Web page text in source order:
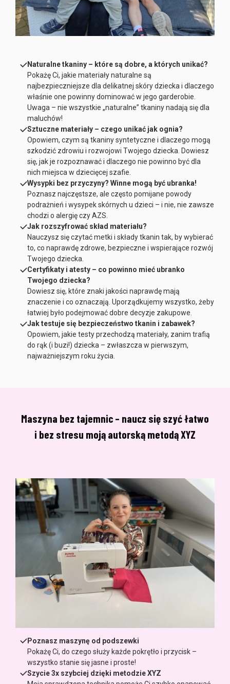
Naturalne tkaniny – które są dobre, a których unikać?
Pokażę Ci, jakie materiały naturalne są
najbezpieczniejsze dla delikatnej skóry dziecka i dlaczego
właśnie one powinny dominować w jego garderobie.
Uwaga – nie wszystkie „naturalne” tkaniny nadają się dla
maluchów!
Sztuczne materiały – czego unikać jak ognia?
Opowiem, czym są tkaniny syntetyczne i dlaczego mogą
szkodzić zdrowiu i rozwojowi Twojego dziecka. Dowiesz
się, jak je rozpoznawać i dlaczego nie powinno być dla
nich miejsca w dziecięcej szafie.
Wysypki bez przyczyny? Winne mogą być ubranka!
Poznasz najczęstsze, ale często pomijane powody
podrażnień i wysypek skórnych u dzieci – i nie, nie zawsze
chodzi o alergię czy AZS.
Jak rozszyfrować skład materiału?
Nauczysz się czytać metki i składy tkanin tak, by wybierać
to, co naprawdę zdrowe, bezpieczne i wspierające rozwój
Twojego dziecka.
Certyfikaty i atesty – co powinno mieć ubranko
Twojego dziecka?
Dowiesz się, które znaki jakości naprawdę mają
znaczenie i co oznaczają. Uporządkujemy wszystko, żeby
łatwiej było podejmować dobre decyzje zakupowe.
Jak testuje się bezpieczeństwo tkanin i zabawek?
Opowiem, jakie testy przechodzą materiały, zanim trafią
do rąk (i buzi!) dziecka – zwłaszcza w pierwszym,
najważniejszym roku życia.
Maszyna bez tajemnic – naucz się szyć łatwo
i bez stresu moją autorską metodą XYZ
Poznasz maszynę od podszewki
Pokażę Ci, do czego służy każde pokrętło i przycisk –
wszystko stanie się jasne i proste!
Szycie 3x szybciej dzięki metodzie XYZ